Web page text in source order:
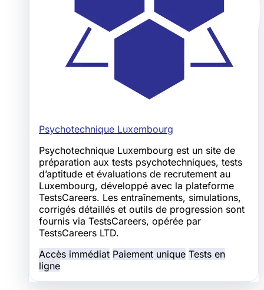
Psychotechnique Luxembourg
Psychotechnique Luxembourg est un site de
préparation aux tests psychotechniques, tests
d’aptitude et évaluations de recrutement au
Luxembourg, développé avec la plateforme
TestsCareers. Les entraînements, simulations,
corrigés détaillés et outils de progression sont
fournis via TestsCareers, opérée par
TestsCareers LTD.
Accès immédiat Paiement unique Tests en
ligne